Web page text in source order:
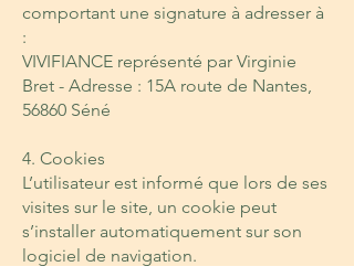
comportant une signature à adresser à
:
VIVIFIANCE représenté par Virginie
Bret - Adresse : 15A route de Nantes,
56860 Séné
4. Cookies
L’utilisateur est informé que lors de ses
visites sur le site, un cookie peut
s’installer automatiquement sur son
logiciel de navigation.